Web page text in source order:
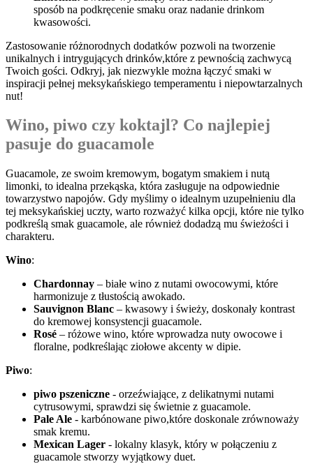
sposób​ na podkręcenie smaku‌ oraz nadanie ⁤drinkom
‌kwasowości.
Zastosowanie różnorodnych⁢ dodatków pozwoli na tworzenie
unikalnych ‍i ⁣intrygujących drinków,które⁤ z⁣ pewnością⁢ zachwycą⁢
Twoich gości. Odkryj, ​jak ‍niezwykle można łączyć smaki w​
inspiracji pełnej meksykańskiego temperamentu i niepowtarzalnych
nut!
Wino, piwo ‍czy koktajl? Co⁢ najlepiej​
pasuje do guacamole
Guacamole, ze swoim kremowym, bogatym smakiem ⁣i⁣ nutą
limonki, to idealna przekąska, która zasługuje na odpowiednie
towarzystwo napojów. Gdy‍ myślimy o ⁤idealnym⁢ uzupełnieniu ​dla
tej meksykańskiej ‌uczty, warto⁢ rozważyć kilka ‌opcji, ⁢które nie ​tylko
⁣podkreślą smak⁢ guacamole,‌ ale ​również dodadzą mu ‍świeżości i
charakteru.
Wino:
Chardonnay – białe wino z​ nutami owocowymi,⁣ które
harmonizuje z ⁤tłustością awokado.
Sauvignon Blanc – kwasowy⁤ i ‍świeży, doskonały ‌kontrast
do kremowej ⁤konsystencji⁤ guacamole.
Rosé – różowe ‍wino, które wprowadza nuty⁤ owocowe i
floralne, podkreślając‍ ziołowe ​akcenty w ⁣dipie.
Piwo:
piwo pszeniczne -⁤ orzeźwiające, ​z delikatnymi nutami
cytrusowymi, sprawdzi się świetnie z‍ guacamole.
Pale Ale ⁤- ⁢karbónowane piwo,które doskonale zrównoważy
smak kremu.
Mexican Lager ‌- lokalny ‌klasyk, ⁤który ​w ⁤połączeniu z
guacamole ​stworzy wyjątkowy duet.